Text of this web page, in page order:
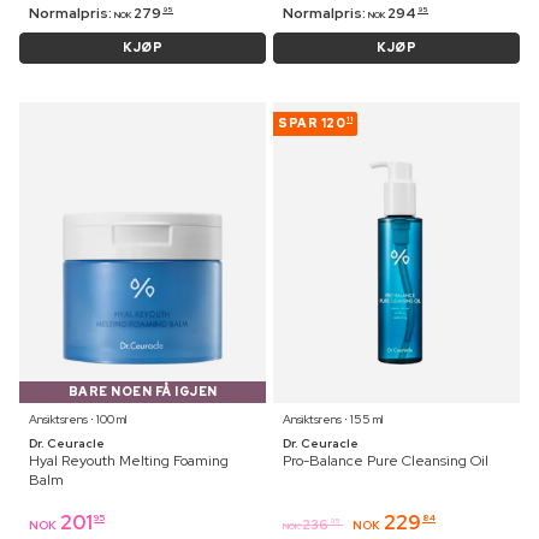
Normalpris: NOK 279 95
KJØP
Normalpris: NOK 294 95
KJØP
BARE NOEN FÅ IGJEN
Ansiktsrens ⋅ 100 ml
Dr. Ceuracle
Hyal Reyouth Melting Foaming
Balm
NOK 201 95
SPAR 12011
Ansiktsrens ⋅ 155 ml
Dr. Ceuracle
Pro-Balance Pure Cleansing Oil
NOK 236 95 NOK 229 84